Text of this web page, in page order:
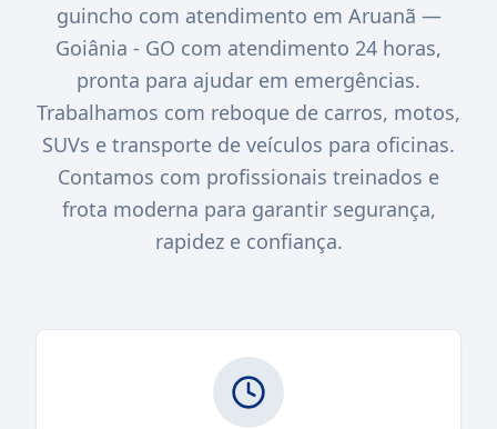
guincho com atendimento em Aruanã —
Goiânia - GO com atendimento 24 horas,
pronta para ajudar em emergências.
Trabalhamos com reboque de carros, motos,
SUVs e transporte de veículos para oficinas.
Contamos com profissionais treinados e
frota moderna para garantir segurança,
rapidez e confiança.